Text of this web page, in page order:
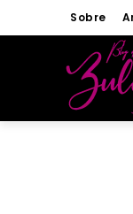
Sobre